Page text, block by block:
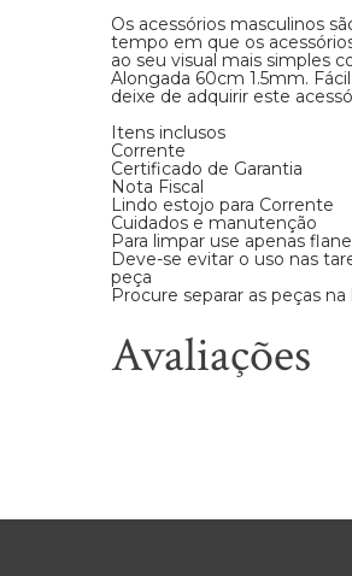
Os acessórios masculinos
tempo em que os
ao seu visual mais simples
Alongada 60cm 1.5mm.
deixe de adquirir este
Itens inclusos
Corrente
Certificado de Garantia
Nota Fiscal
Lindo estojo para Corrente
Cuidados e manutenção
Para limpar use apenas
Deve-se evitar o uso nas
peça
Procure separar as peças
Avaliações